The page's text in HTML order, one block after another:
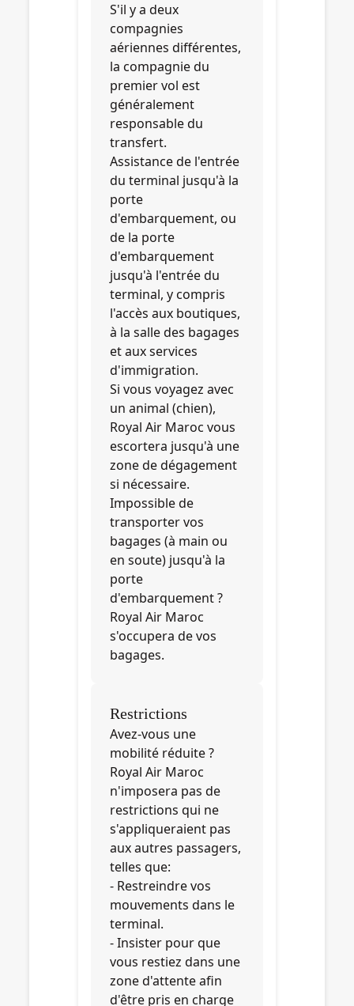
S'il y a deux
compagnies
aériennes différentes,
la compagnie du
premier vol est
généralement
responsable du
transfert.
Assistance de l'entrée
du terminal jusqu'à la
porte
d'embarquement, ou
de la porte
d'embarquement
jusqu'à l'entrée du
terminal, y compris
l'accès aux boutiques,
à la salle des bagages
et aux services
d'immigration.
Si vous voyagez avec
un animal (chien),
Royal Air Maroc vous
escortera jusqu'à une
zone de dégagement
si nécessaire.
Impossible de
transporter vos
bagages (à main ou
en soute) jusqu'à la
porte
d'embarquement ?
Royal Air Maroc
s'occupera de vos
bagages.
Restrictions
Avez-vous une
mobilité réduite ?
Royal Air Maroc
n'imposera pas de
restrictions qui ne
s'appliqueraient pas
aux autres passagers,
telles que:
- Restreindre vos
mouvements dans le
terminal.
- Insister pour que
vous restiez dans une
zone d'attente afin
d'être pris en charge